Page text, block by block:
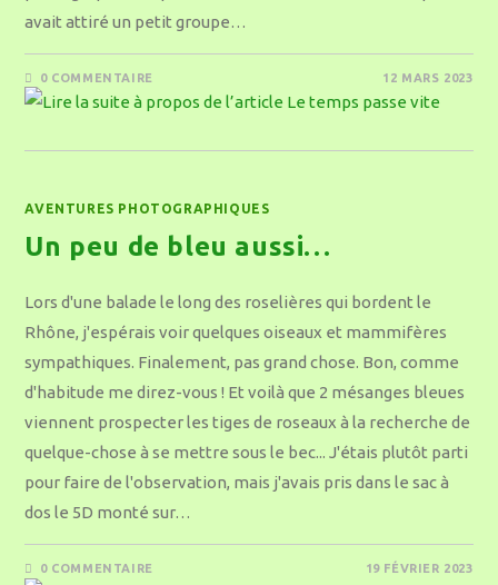
avait attiré un petit groupe…
0 COMMENTAIRE 12 MARS 2023
AVENTURES PHOTOGRAPHIQUES
Un peu de bleu aussi…
Lors d'une balade le long des roselières qui bordent le
Rhône, j'espérais voir quelques oiseaux et mammifères
sympathiques. Finalement, pas grand chose. Bon, comme
d'habitude me direz-vous ! Et voilà que 2 mésanges bleues
viennent prospecter les tiges de roseaux à la recherche de
quelque-chose à se mettre sous le bec... J'étais plutôt parti
pour faire de l'observation, mais j'avais pris dans le sac à
dos le 5D monté sur…
0 COMMENTAIRE 19 FÉVRIER 2023